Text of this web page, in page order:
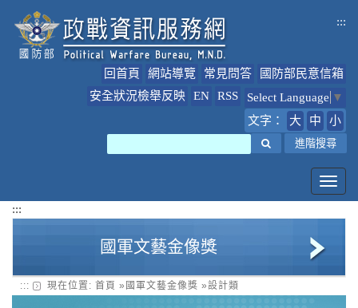
:::
回首頁 網站導覽 常見問答
國防部民意信箱
安全狀況檢舉反映
EN RSS Select Language ▼
文字：
大 中 小
進階搜尋
:::
國軍文藝金像獎
美術類
::: 現在位置: 首頁 » 國軍文藝金像獎 »設計類